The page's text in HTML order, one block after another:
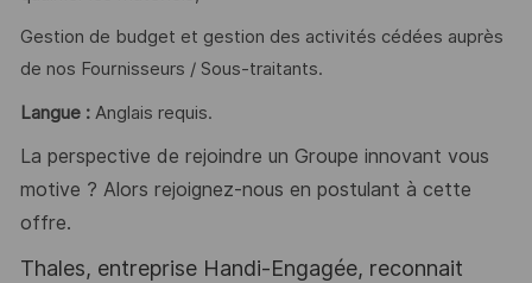
Gestion de budget et gestion des activités cédées auprès
de nos Fournisseurs / Sous-traitants.
Langue :Anglais requis.
La perspective de rejoindre un Groupe innovant vous
motive ? Alors rejoignez-nous en postulant à cette
offre.
Thales, entreprise Handi-Engagée, reconnait